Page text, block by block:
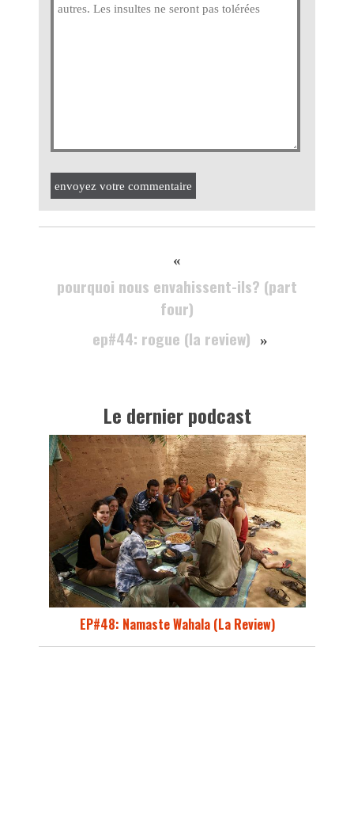
envoyez votre commentaire
«
pourquoi nous envahissent-ils? (part
four)
ep#44: rogue (la review)
»
Le dernier podcast
EP#48: Namaste Wahala (La Review)